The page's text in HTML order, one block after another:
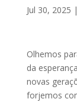
Jul 30, 2025 |
Olhemos
da
novas
forjemos